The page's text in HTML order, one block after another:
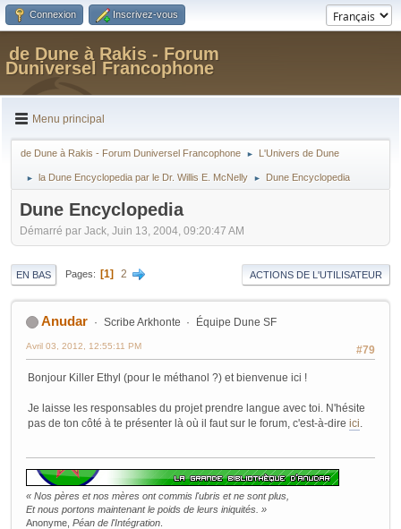
Connexion Inscrivez-vous
de Dune à Rakis - Forum
Duniversel Francophone
Menu principal
de Dune à Rakis - Forum Duniversel Francophone ► L'Univers de Dune
► la Dune Encyclopedia par le Dr. Willis E. McNelly ► Dune Encyclopedia
Dune Encyclopedia
Démarré par Jack, Juin 13, 2004, 09:20:47 AM
EN BAS Pages 1 2 ACTIONS DE L'UTILISATEUR
Anudar Scribe Arkhonte Équipe Dune SF
#79
Avril 03, 2012, 12:55:11 PM
Bonjour Killer Ethyl (pour le méthanol ?) et bienvenue ici !
Je laisse les responsables du projet prendre langue avec toi. N'hésite
pas de ton côté à te présenter là où il faut sur le forum, c'est-à-dire ici.
« Nos pères et nos mères ont commis l'ubris et ne sont plus,
Et nous portons maintenant le poids de leurs iniquités. »
Anonyme, Péan de l'Intégration